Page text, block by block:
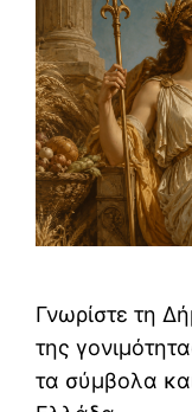
Γνωρίστε τη
της
τα σύμβολα